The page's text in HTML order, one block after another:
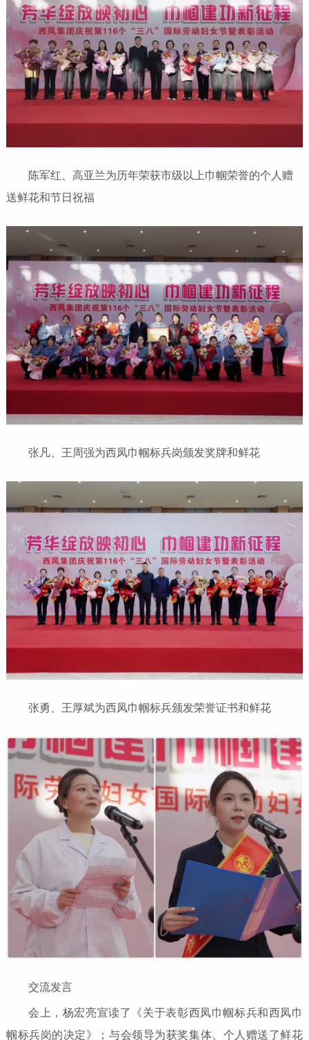
陈军红、高亚兰为历年荣获市级以上巾帼荣誉的个人赠
送鲜花和节日祝福
张凡、王周强为西凤巾帼标兵岗颁发奖牌和鲜花
张勇、王厚斌为西凤巾帼标兵颁发荣誉证书和鲜花
交流发言
会上，杨宏亮宣读了《关于表彰西凤巾帼标兵和西凤巾
帼标兵岗的决定》；与会领导为获奖集体、个人赠送了鲜花